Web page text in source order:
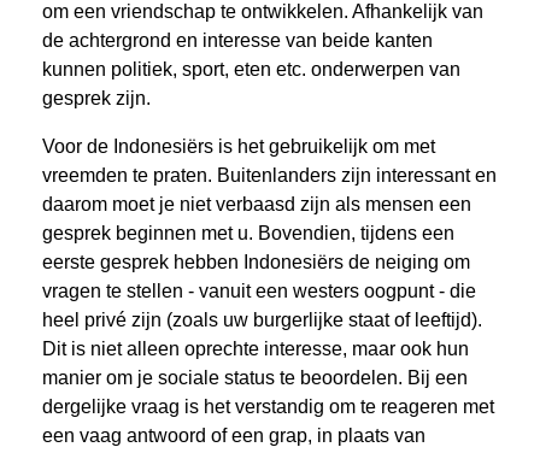
om een vriendschap te ontwikkelen. Afhankelijk van
de achtergrond en interesse van beide kanten
kunnen politiek, sport, eten etc. onderwerpen van
gesprek zijn.
Voor de Indonesiërs is het gebruikelijk om met
vreemden te praten. Buitenlanders zijn interessant en
daarom moet je niet verbaasd zijn als mensen een
gesprek beginnen met u. Bovendien, tijdens een
eerste gesprek hebben Indonesiërs de neiging om
vragen te stellen - vanuit een westers oogpunt - die
heel privé zijn (zoals uw burgerlijke staat of leeftijd).
Dit is niet alleen oprechte interesse, maar ook hun
manier om je sociale status te beoordelen. Bij een
dergelijke vraag is het verstandig om te reageren met
een vaag antwoord of een grap, in plaats van